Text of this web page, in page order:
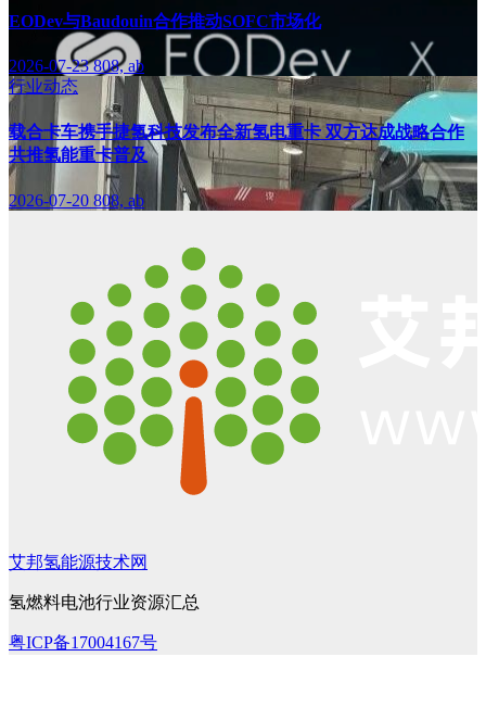
EODev与Baudouin合作推动SOFC市场化
2026-07-23808, ab
行业动态
载合卡车携手捷氢科技发布全新氢电重卡 双方达成战略合作
共推氢能重卡普及
2026-07-20 808, ab
艾邦氢能源技术网
氢燃料电池行业资源汇总
粤ICP备17004167号